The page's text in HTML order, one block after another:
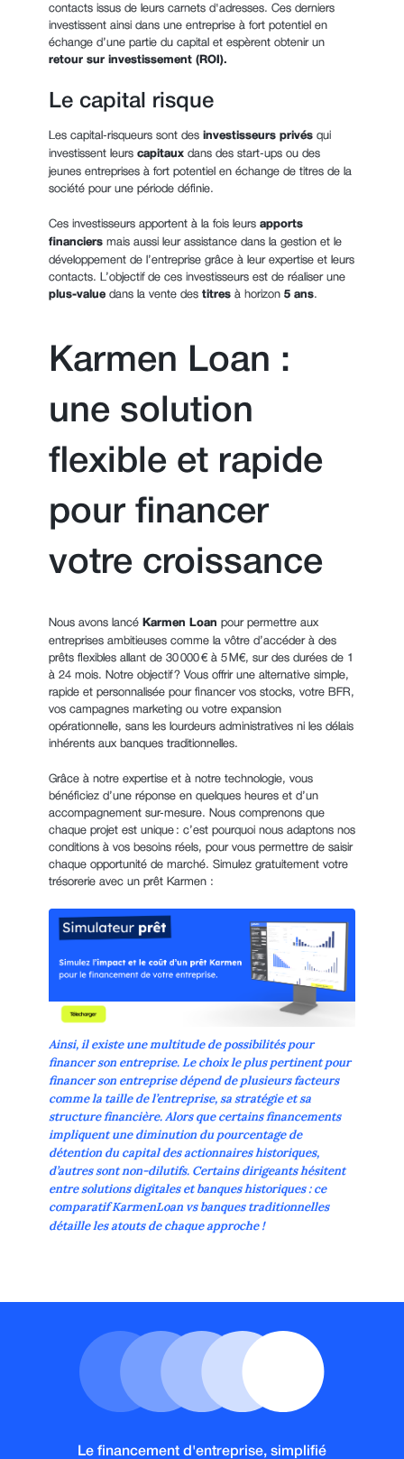
contacts issus de leurs carnets d'adresses. Ces derniers
investissent ainsi dans une entreprise à fort potentiel en
échange d’une partie du capital et espèrent obtenir un
retour sur investissement (ROI).
Le capital risque
Les capital-risqueurs sont des investisseurs privés qui
investissent leurs capitaux dans des start-ups ou des
jeunes entreprises à fort potentiel en échange de titres de la
société pour une période définie.
Ces investisseurs apportent à la fois leurs apports
financiers mais aussi leur assistance dans la gestion et le
développement de l’entreprise grâce à leur expertise et leurs
contacts. L’objectif de ces investisseurs est de réaliser une
plus-value dans la vente des titres à horizon 5 ans.
Karmen Loan :
une solution
flexible et rapide
pour financer
votre croissance
Nous avons lancé Karmen Loan pour permettre aux
entreprises ambitieuses comme la vôtre d’accéder à des
prêts flexibles allant de 30 000 € à 5 M€, sur des durées de 1
à 24 mois. Notre objectif ? Vous offrir une alternative simple,
rapide et personnalisée pour financer vos stocks, votre BFR,
vos campagnes marketing ou votre expansion
opérationnelle, sans les lourdeurs administratives ni les délais
inhérents aux banques traditionnelles.
Grâce à notre expertise et à notre technologie, vous
bénéficiez d’une réponse en quelques heures et d’un
accompagnement sur-mesure. Nous comprenons que
chaque projet est unique : c’est pourquoi nous adaptons nos
conditions à vos besoins réels, pour vous permettre de saisir
chaque opportunité de marché. Simulez gratuitement votre
trésorerie avec un prêt Karmen :
Ainsi, il existe une multitude de possibilités pour
financer son entreprise. Le choix le plus pertinent pour
financer son entreprise dépend de plusieurs facteurs
comme la taille de l’entreprise, sa stratégie et sa
structure financière. Alors que certains financements
impliquent une diminution du pourcentage de
détention du capital des actionnaires historiques,
d’autres sont non-dilutifs. Certains dirigeants hésitent
entre solutions digitales et banques historiques : ce
comparatif KarmenLoan vs banques traditionnelles
détaille les atouts de chaque approche !
Le financement d'entreprise, simplifié